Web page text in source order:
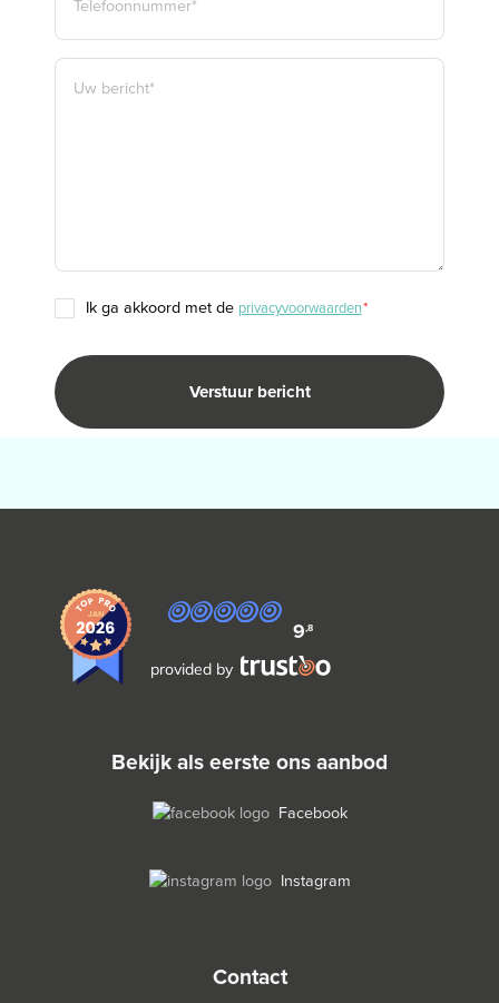
BERICHT
TOESTEMMING
ik ga akkoord met de privacyvoorwaarden*
9,8
provided by
bekijk als eerste ons aanbod
Facebook
Instagram
contact